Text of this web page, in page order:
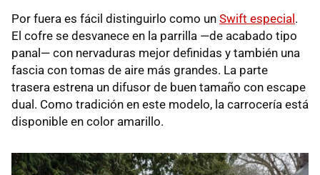
Por fuera es fácil distinguirlo como un Swift especial.
El cofre se desvanece en la parrilla —de acabado tipo
panal— con nervaduras mejor definidas y también una
fascia con tomas de aire más grandes. La parte
trasera estrena un difusor de buen tamaño con escape
dual. Como tradición en este modelo, la carrocería está
disponible en color amarillo.